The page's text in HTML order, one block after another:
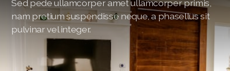
Sed pede ullamcorper amet ullamcorper primis,
nam pretium suspendisse neque, a phasellus sit
pulvinar vel integer.